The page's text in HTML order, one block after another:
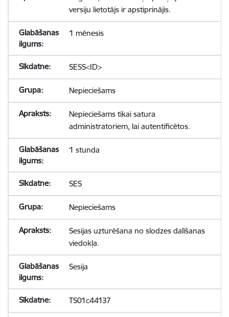
versiju lietotājs ir apstiprinājis.
1 mēnesis
SESS<ID>
Nepieciešams
Nepieciešams tikai satura
administratoriem, lai autentificētos.
1 stunda
SES
Nepieciešams
Sesijas uzturēšana no slodzes dalīšanas
viedokļa.
Sesija
TS01c44137